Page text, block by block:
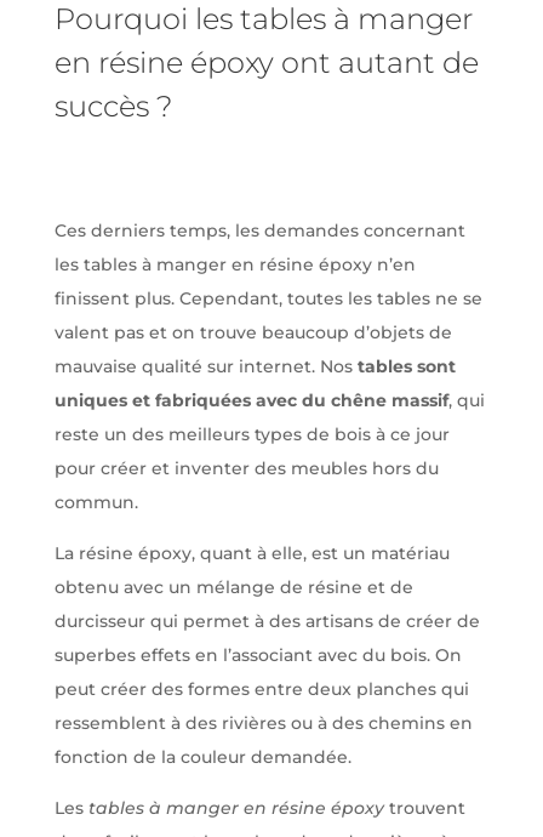
Pourquoi les tables à manger
en résine époxy ont autant de
succès ?
Ces derniers temps, les demandes concernant
les tables à manger en résine époxy n’en
finissent plus. Cependant, toutes les tables ne se
valent pas et on trouve beaucoup d’objets de
mauvaise qualité sur internet. Nos tables sont
uniques et fabriquées avec du chêne massif, qui
reste un des meilleurs types de bois à ce jour
pour créer et inventer des meubles hors du
commun.
La résine époxy, quant à elle, est un matériau
obtenu avec un mélange de résine et de
durcisseur qui permet à des artisans de créer de
superbes effets en l’associant avec du bois. On
peut créer des formes entre deux planches qui
ressemblent à des rivières ou à des chemins en
fonction de la couleur demandée.
Les tables à manger en résine époxytrouvent